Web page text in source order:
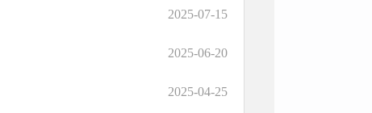
2025-07-15
2025-06-20
2025-04-25